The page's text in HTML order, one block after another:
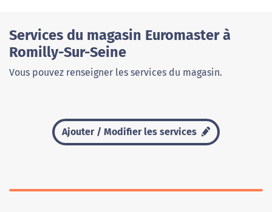
Services du magasin Euromaster à
Romilly-Sur-Seine
Vous pouvez renseigner les services du magasin.
Ajouter / Modifier les services